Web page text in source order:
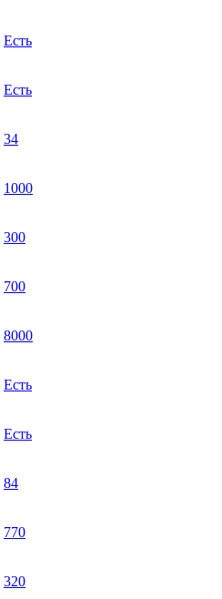
Есть
Есть
34
1000
300
700
8000
Есть
Есть
84
770
320